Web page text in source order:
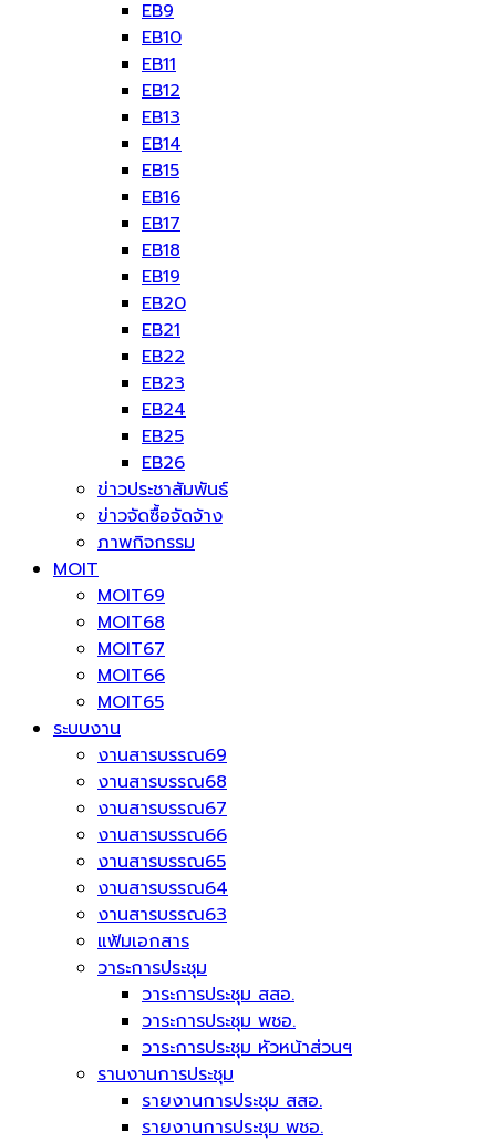
EB9
EB10
EB11
EB12
EB13
EB14
EB15
EB16
EB17
EB18
EB19
EB20
EB21
EB22
EB23
EB24
EB25
EB26
ข่าวประชาสัมพันธ์
ข่าวจัดซื้อจัดจ้าง
ภาพกิจกรรม
MOIT
MOIT69
MOIT68
MOIT67
MOIT66
MOIT65
ระบบงาน
งานสารบรรณ69
งานสารบรรณ68
งานสารบรรณ67
งานสารบรรณ66
งานสารบรรณ65
งานสารบรรณ64
งานสารบรรณ63
แฟ้มเอกสาร
วาระการประชุม
วาระการประชุม สสอ.
วาระการประชุม พชอ.
วาระการประชุม หัวหน้าส่วนฯ
รานงานการประชุม
รายงานการประชุม สสอ.
รายงานการประชุม พชอ.